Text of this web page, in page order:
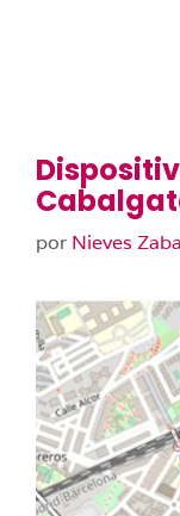
por Nieves